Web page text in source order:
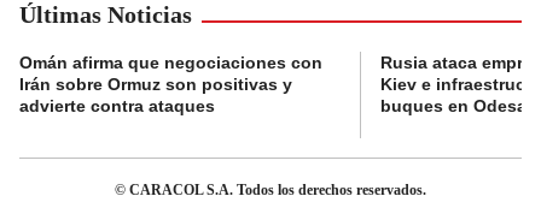
Últimas Noticias
Omán afirma que negociaciones con
Irán sobre Ormuz son positivas y
advierte contra ataques
Rusia ataca
Kiev e
buques en Odesa
© CARACOL S.A. Todos los derechos reservados.